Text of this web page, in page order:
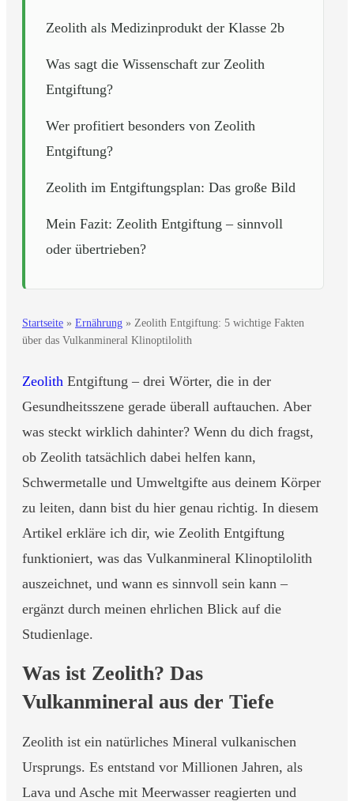
Zeolith als Medizinprodukt der Klasse 2b
Was sagt die Wissenschaft zur Zeolith
Entgiftung?
Wer profitiert besonders von Zeolith
Entgiftung?
Zeolith im Entgiftungsplan: Das große Bild
Mein Fazit: Zeolith Entgiftung – sinnvoll
oder übertrieben?
Startseite » Ernährung » Zeolith Entgiftung: 5 wichtige Fakten
über das Vulkanmineral Klinoptilolith
Zeolith Entgiftung – drei Wörter, die in der
Gesundheitsszene gerade überall auftauchen. Aber
was steckt wirklich dahinter? Wenn du dich fragst,
ob Zeolith tatsächlich dabei helfen kann,
Schwermetalle und Umweltgifte aus deinem Körper
zu leiten, dann bist du hier genau richtig. In diesem
Artikel erkläre ich dir, wie Zeolith Entgiftung
funktioniert, was das Vulkanmineral Klinoptilolith
auszeichnet, und wann es sinnvoll sein kann –
ergänzt durch meinen ehrlichen Blick auf die
Studienlage.
Was ist Zeolith? Das
Vulkanmineral aus der Tiefe
Zeolith ist ein natürliches Mineral vulkanischen
Ursprungs. Es entstand vor Millionen Jahren, als
Lava und Asche mit Meerwasser reagierten und